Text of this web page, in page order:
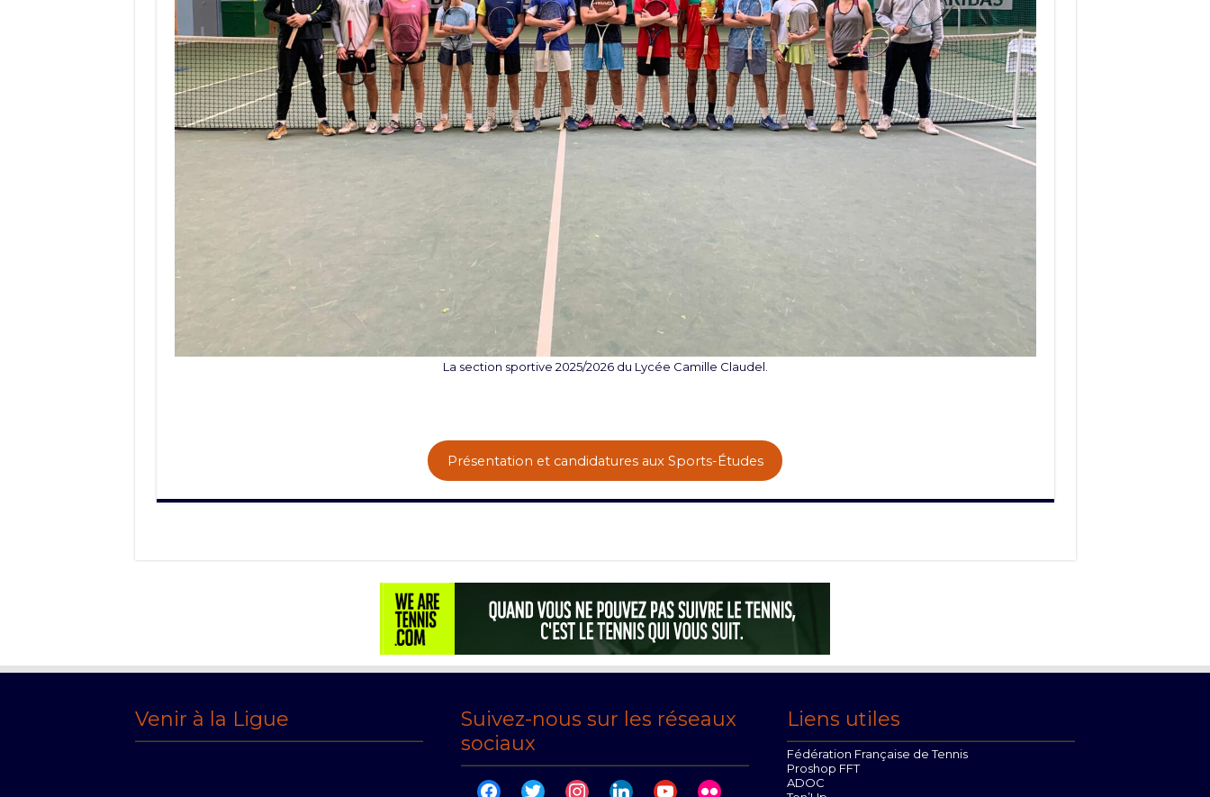
La section sportive 2025/2026 du Lycée Camille Claudel.
Présentation et candidatures aux Sports-Études
Venir à la Ligue
Suivez-nous sur les réseaux
sociaux
facebooktwitter instagramlinkedinyoutubeflickr
Liens utiles
Fédération Française de Tennis
Proshop FFT
ADOC